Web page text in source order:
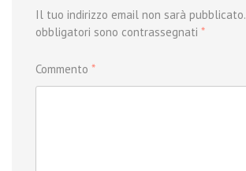
Il tuo indirizzo email non sarà pubblicato.
obbligatori sono contrassegnati *
Commento *